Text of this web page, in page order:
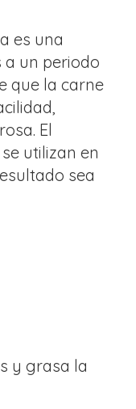
es una
a un periodo
que la carne
El
utilizan en
sea
y grasa la